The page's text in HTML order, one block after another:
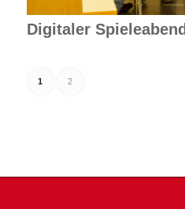
Digitaler Spieleabend
1 2